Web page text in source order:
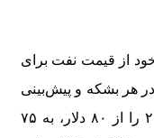
از قیمت نفت برای
را از ۹۰ دلار به ۸۰ دلار در هر بشکه و پیش‌بینی
میانگین قیمت نفت برنت در سال ۲۰۲۷ را از ۸۰ دلار، به ۷۵